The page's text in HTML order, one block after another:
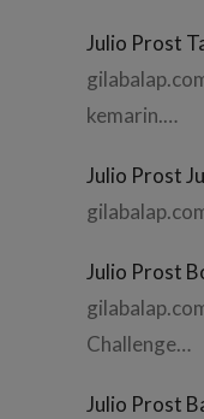
Julio Prost
kemarin.…
Julio Prost
Julio Prost
Challenge…
Julio Prost